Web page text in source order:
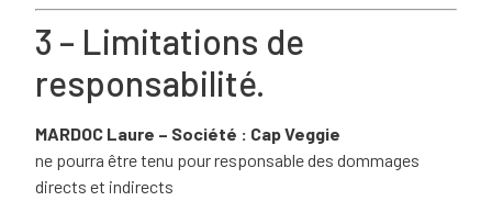
3 – Limitations de
responsabilité.
MARDOC Laure – Société : Cap Veggie
ne pourra être tenu pour responsable des dommages
directs et indirects